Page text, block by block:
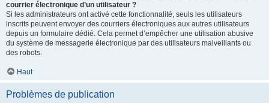
courrier électronique d’un utilisateur ?
Si les administrateurs ont activé cette fonctionnalité, seuls les utilisateurs
inscrits peuvent envoyer des courriers électroniques aux autres utilisateurs
depuis un formulaire dédié. Cela permet d’empêcher une utilisation abusive
du système de messagerie électronique par des utilisateurs malveillants ou
des robots.
Haut
Problèmes de publication